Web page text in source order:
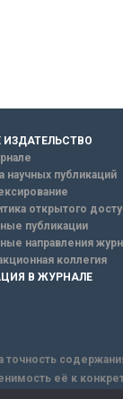
ИЗДАТЕЛЬСТВО
научных публикаций
открытого
публикации
направления
коллегия
В ЖУРНАЛЕ
точность
её к